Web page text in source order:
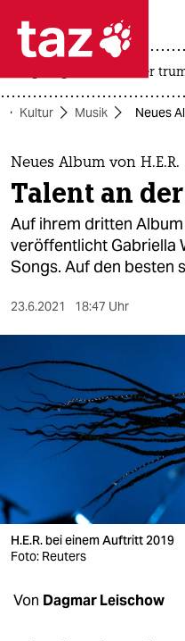
 taz
taz zahl
themen
politik
öko
gesellschaft
sport
berlin
nord
verlag
verlag
veranstaltungen
usa unter
Kultur Musik Neues
Neues Album von H.E.R.
Talent an
Auf ihrem dritten Album
veröffentlicht Gabriella
Songs. Auf den besten
23.6.2021 18:47 Uhr
H.E.R. bei einem Auftritt 2019
Foto: Reuters
Von Dagmar Leischow